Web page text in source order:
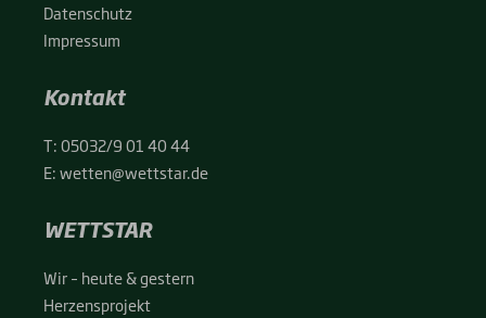
Daten­schutz
Impres­sum
Kontakt
T:05032/9 01 40 44
E:wetten@wettstar.de
WETTSTAR
Wir – heu­te & ges­tern
Her­zens­pro­jekt